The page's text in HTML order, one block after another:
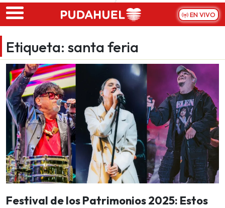
Skip to main content
EN VIVO
Etiqueta: santa feria
Festival de los Patrimonios 2025: Estos